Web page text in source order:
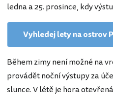
ledna a 25. prosince, kdy
Vyhledej lety na ostrov
Během zimy není možné na
provádět noční výstupy za
slunce. V létě je hora